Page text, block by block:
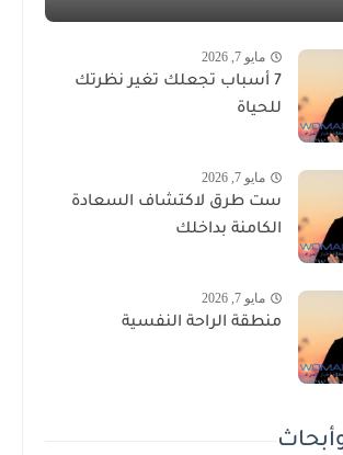
مايو 7, 2026
7 أسباب تجعلك تغير نظرتك
للحياة
مايو 7, 2026
ست طرق لاكتشاف السعادة
الكامنة بداخلك
مايو 7, 2026
منطقة الراحة النفسية